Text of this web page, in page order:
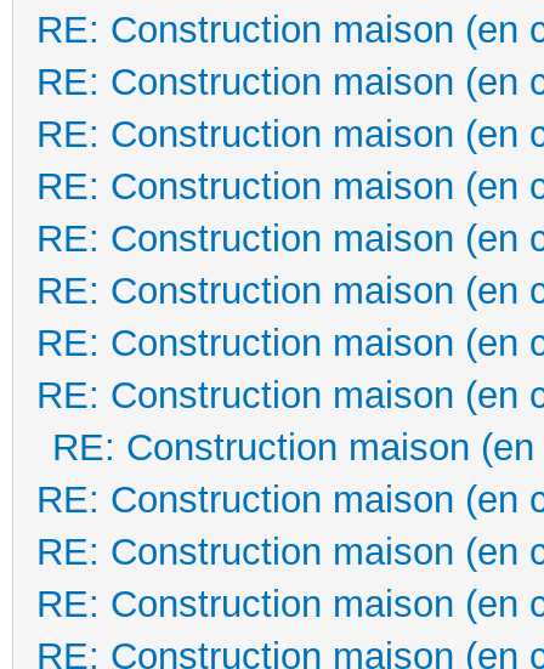
RE: Construction maison (en
RE: Construction maison (en
RE: Construction maison (en
RE: Construction maison (en
RE: Construction maison (en
RE: Construction maison (en
RE: Construction maison (en
RE: Construction maison (en
RE: Construction maison
RE: Construction maison (en
RE: Construction maison (en
RE: Construction maison (en
RE: Construction maison (en